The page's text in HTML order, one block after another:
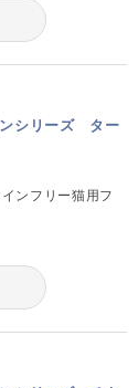
シリーズ ター
ンフリー猫用フ